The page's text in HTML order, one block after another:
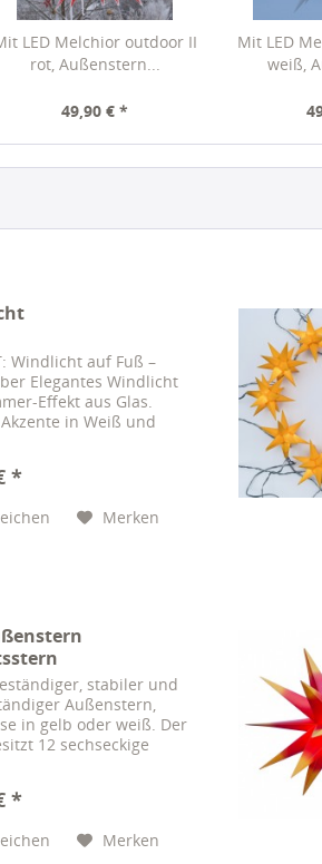
LED Melchior outdoor II
rot, Außenstern...
49,90 € *
Mit LED
weiß,
Windlicht auf Fuß –
Elegantes Windlicht
Effekt aus Glas.
in Weiß und
*
Merken
stabiler und
Außenstern,
in gelb oder weiß. Der
12 sechseckige
LED-
*
Merken